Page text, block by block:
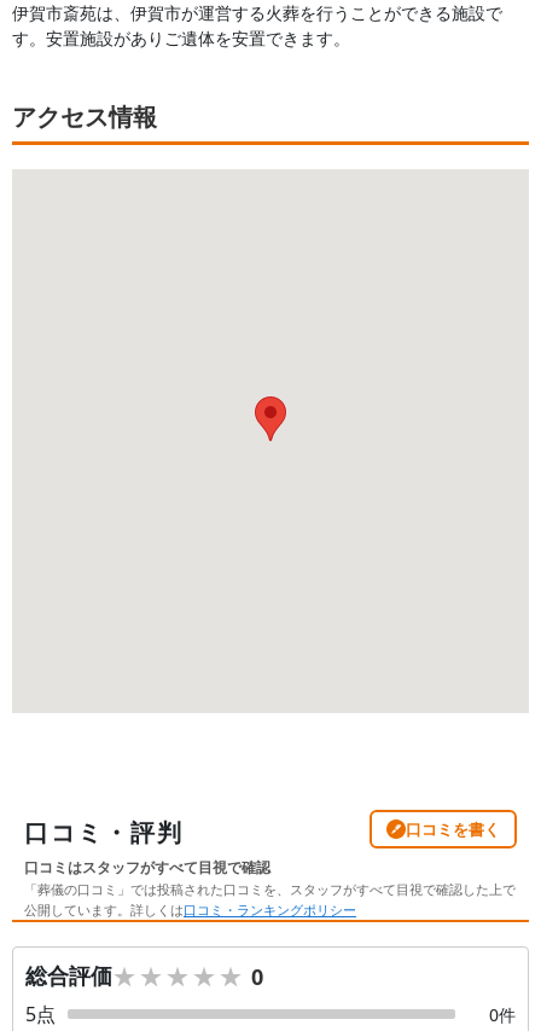
伊賀市斎苑は、伊賀市が運営する火葬を行うことができる施設で
す。安置施設がありご遺体を安置できます。
アクセス情報
口コミ・評判 口コミを書く
口コミはスタッフがすべて目視で確認
「葬儀の口コミ」では投稿された口コミを、スタッフがすべて目視で確認した上で
公開しています。詳しくは口コミ・ランキングポリシー
総合評価★★★★★
★★★★★ 0
5点 0件